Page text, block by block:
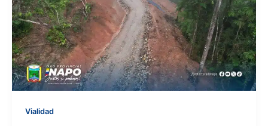
Vialidad